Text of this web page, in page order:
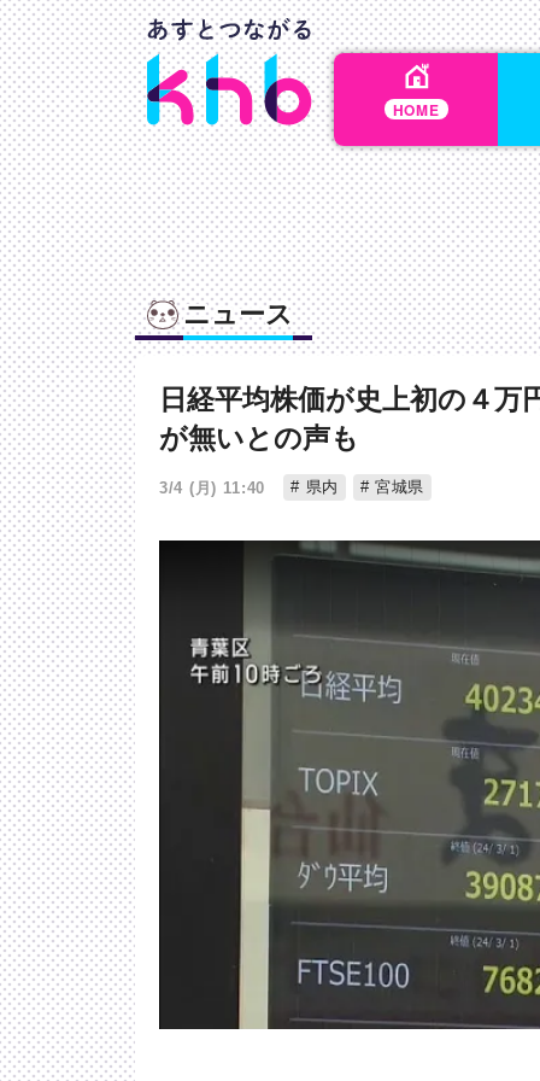
HOME
ニュース
日経平均株価が史上初の４
が無いとの声も
3/4 (月) 11:40 県内 宮城県